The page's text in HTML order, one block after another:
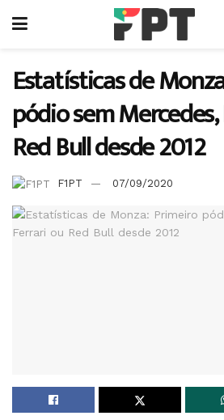
Estatísticas de
pódio sem
Red Bull desde 2012
F1PT 07/09/2020